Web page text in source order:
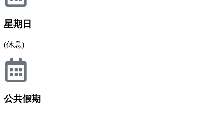
星期日
(休息)
公共假期